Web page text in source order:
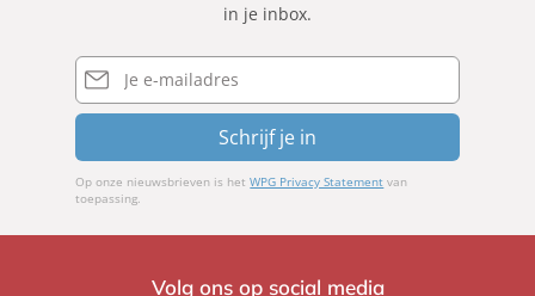
in je inbox.
E-
mailadres
Schrijf je in
Op onze nieuwsbrieven is hetWPG Privacy Statement van
toepassing.
Volg ons op social media